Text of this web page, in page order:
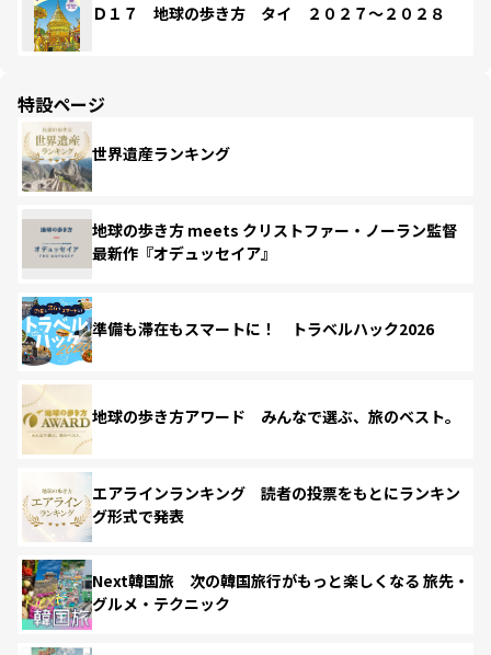
Ｄ１７ 地球の歩き方 タイ ２０２７～２０２８
特設ページ
世界遺産ランキング
地球の歩き方 meets クリストファー・ノーラン監督
最新作『オデュッセイア』
準備も滞在もスマートに！ トラベルハック2026
地球の歩き方アワード みんなで選ぶ、旅のベスト。
エアラインランキング 読者の投票をもとにランキン
グ形式で発表
Next韓国旅 次の韓国旅行がもっと楽しくなる 旅先・
グルメ・テクニック